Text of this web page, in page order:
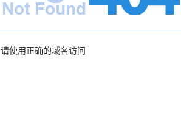
请使用正确的域名访问